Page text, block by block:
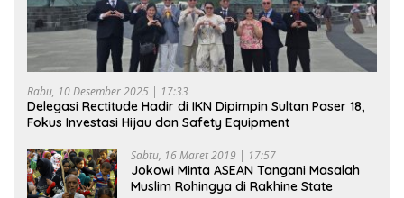
Rabu, 10 Desember 2025 | 17:33
Delegasi Rectitude Hadir di IKN Dipimpin Sultan Paser 18,
Fokus Investasi Hijau dan Safety Equipment
Sabtu, 16 Maret 2019 | 17:57
Jokowi Minta ASEAN Tangani Masalah
Muslim Rohingya di Rakhine State